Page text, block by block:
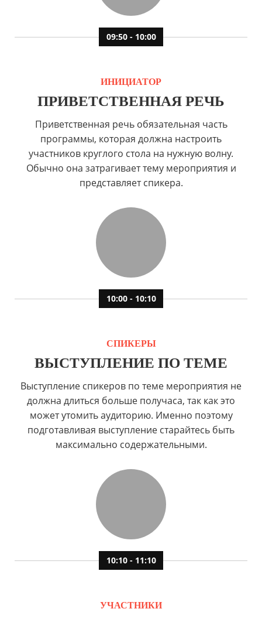
09:50 - 10:00
10:00 - 10:10
ИНИЦИАТОР
ПРИВЕТСТВЕННАЯ РЕЧЬ
Приветственная речь обязательная часть
программы, которая должна настроить
участников круглого стола на нужную волну.
Обычно она затрагивает тему мероприятия и
представляет спикера.
10:10 - 11:10
СПИКЕРЫ
ВЫСТУПЛЕНИЕ ПО ТЕМЕ
Выступление спикеров по теме мероприятия не
должна длиться больше получаса, так как это
может утомить аудиторию. Именно поэтому
подготавливая выступление старайтесь быть
максимально содержательными.
УЧАСТНИКИ